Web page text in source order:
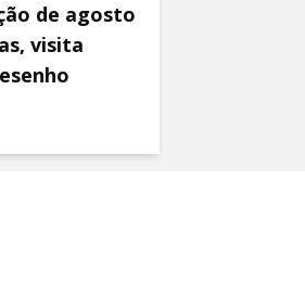
de agosto
visita